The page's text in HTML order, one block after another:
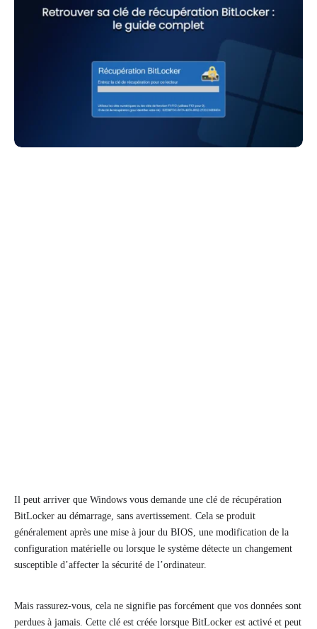
Il peut arriver que Windows vous demande une clé de récupération
BitLocker au démarrage, sans avertissement. Cela se produit
généralement après une mise à jour du BIOS, une modification de la
configuration matérielle ou lorsque le système détecte un changement
susceptible d’affecter la sécurité de l’ordinateur.
Mais rassurez-vous, cela ne signifie pas forcément que vos données sont
perdues à jamais. Cette clé est créée lorsque BitLocker est activé et peut